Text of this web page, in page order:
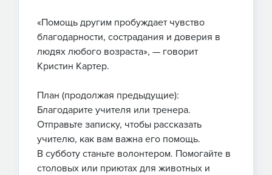
«Помощь другим пробуждает чувство
благодарности, сострадания и доверия в
людях любого возраста», — говорит
Кристин Картер.
План (продолжая предыдущие):
Благодарите учителя или тренера.
Отправьте записку, чтобы рассказать
учителю, как вам важна его помощь.
В субботу станьте волонтером. Помогайте в
столовых или приютах для животных и